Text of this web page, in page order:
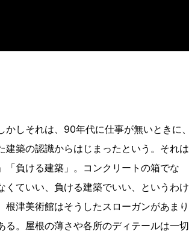
しそれは、90年代に仕事が無いときに、
築の認識からはじまったという。それは
負ける建築」。コンクリートの箱でな
くていい、負ける建築でいい、というわけ
津美術館はそうしたスローガンがあまり
。屋根の薄さや各所のディテールは一切